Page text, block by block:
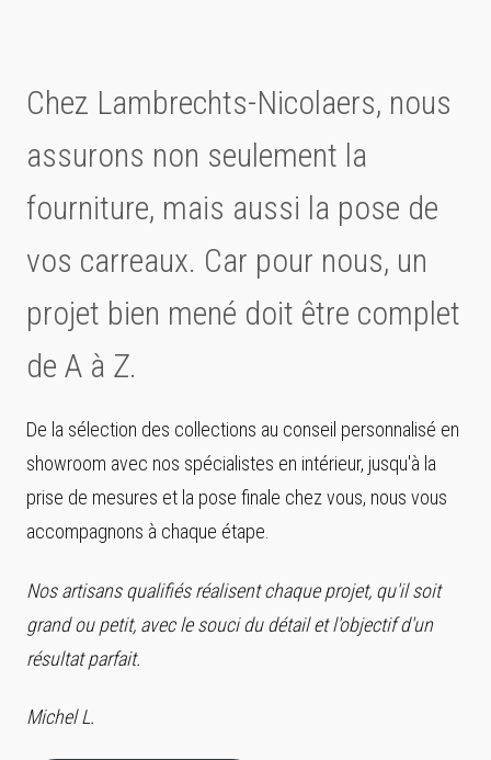
Chez Lambrechts-Nicolaers, nous
assurons non seulement la
fourniture, mais aussi la pose de
vos carreaux. Car pour nous, un
projet bien mené doit être complet
de A à Z.
De la sélection des collections au conseil personnalisé en
showroom avec nos spécialistes en intérieur, jusqu'à la
prise de mesures et la pose finale chez vous, nous vous
accompagnons à chaque étape.
Nos artisans qualifiés réalisent chaque projet, qu'il soit
grand ou petit, avec le souci du détail et l'objectif d'un
résultat parfait.
Michel L.